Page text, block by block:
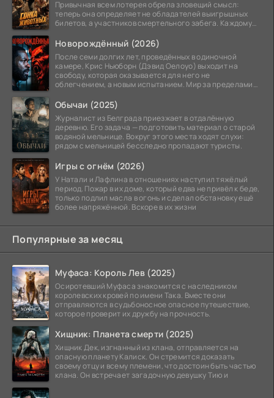
Привычная всем лотерея обрела зловещий смысл:
теперь она определяет не обладателей выигрышных
билетов, а участников смертельного забега. Каждому
Новорождённый (2026)
После семи долгих лет, проведённых в одиночной
камере, Крис Ньюборн (Дэвид Оелоуо) выходит на
свободу, которая оказывается для него не
облегчением, а новым испытанием. Мир за пределами
Обычаи (2025)
Журналист из Белграда приезжает в отдалённую
деревню. Его задача — подготовить материал о старой
водяной мельнице. Вокруг этого места ходят слухи:
рядом с мельницей бесследно пропадают туристы.
Игры с огнём (2026)
У Натали и Лафлина в отношениях наступил тяжёлый
период. Пожар в их доме, который едва не привёл к беде,
только подлил масла в огонь и сделал обстановку ещё
более напряжённой. Вскоре в их жизни
Популярные за месяц
Муфаса: Король Лев (2025)
Осиротевший Муфаса знакомится с наследником
королевских кровей по имени Така. Вместе они
отправляются в судьбоносное опасное путешествие,
которое проверит их дружбу на прочность.
Хищник: Планета смерти (2025)
Хищник Дек, изгнанный из клана, отправляется на
опасную планету Калиск. Он стремится доказать
своему отцу и всему племени, что достоин быть частью
клана. Он встречает загадочную девушку Тию и